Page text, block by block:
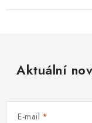
Aktuální
E-mail